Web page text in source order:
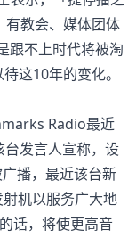
有教会、媒体团体
跟不上时代将被淘
这10年的变化。
Radio最近
发言人宣称，设
播，最近该台新
机以服务广大地
话，将使更高音